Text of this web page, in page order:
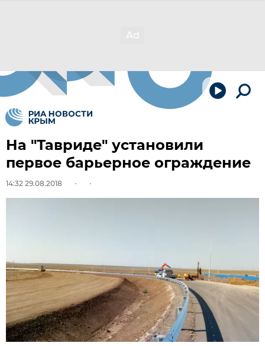
На "Тавриде" установили
первое барьерное ограждение
14:32 29.08.2018